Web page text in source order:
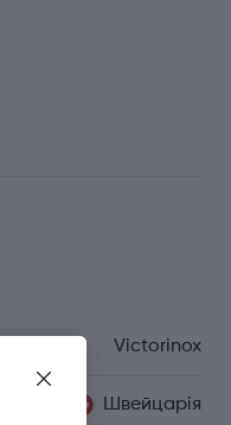
Victorinox
Швейцарія